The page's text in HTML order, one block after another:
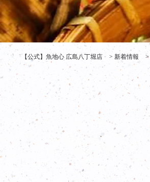
【公式】魚地心 広島八丁堀店 > 新着情報 >